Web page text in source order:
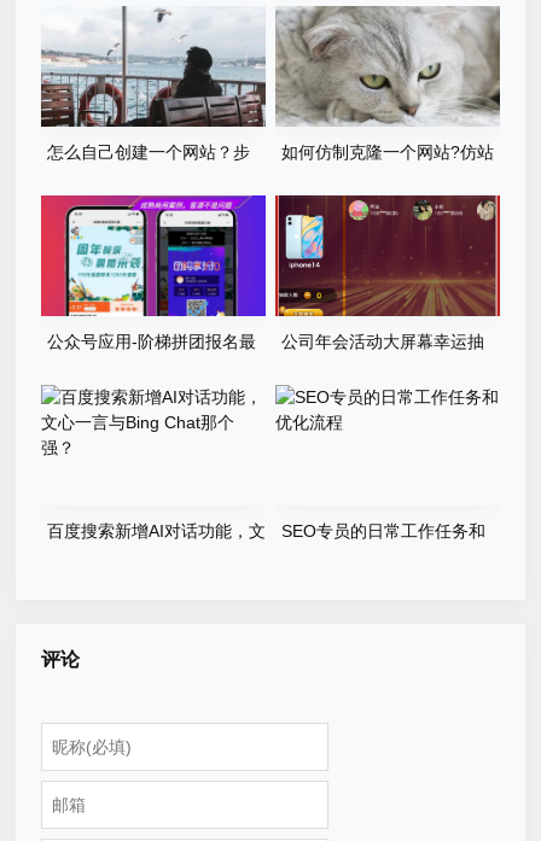
怎么自己创建一个网站？步
如何仿制克隆一个网站?仿站
公众号应用-阶梯拼团报名最
公司年会活动大屏幕幸运抽
百度搜索新增AI对话功能，文
SEO专员的日常工作任务和
评论